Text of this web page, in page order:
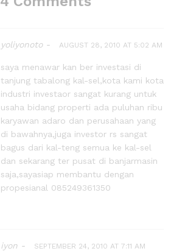
yoliyonoto - AUGUST 28, 2010 AT 5:02 AM
saya menawar kan ber investasi di
tanjung tabalong kal-sel,kota kami kota
industri investaor sangat kurang untuk
usaha bidang properti ada puluhan ribu
karyawan adaro dan perusahaan yang
di bawahnya,juga investor rs sangat
bagus dari kal-teng semua ke kal-sel
dan sekarang ter pusat di banjarmasin
saja,sayasiap membantu dengan
propesianal 085249361350
iyon - SEPTEMBER 24, 2010 AT 7:11 AM